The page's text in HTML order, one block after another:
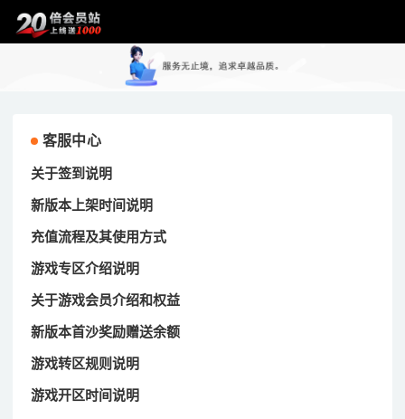
客服中心
关于签到说明
新版本上架时间说明
充值流程及其使用方式
游戏专区介绍说明
关于游戏会员介绍和权益
新版本首沙奖励赠送余额
游戏转区规则说明
游戏开区时间说明